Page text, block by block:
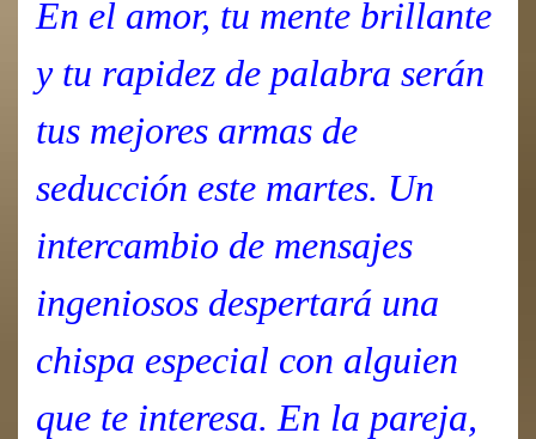
En el amor, tu mente brillante
y tu rapidez de palabra serán
tus mejores armas de
seducción este martes. Un
intercambio de mensajes
ingeniosos despertará una
chispa especial con alguien
que te interesa. En la pareja,